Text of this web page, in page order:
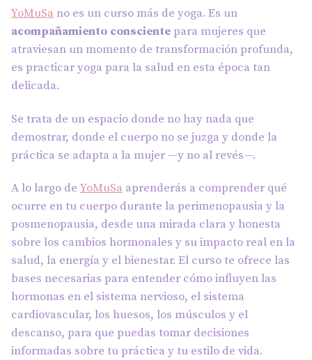
YoMuSa no es un curso más de yoga. Es un
acompañamiento conscientepara mujeres que
atraviesan un momento de transformación profunda,
es practicar yoga para la salud en esta época tan
delicada.
Se trata de un espacio donde no hay nada que
demostrar, donde el cuerpo no se juzga y donde la
práctica se adapta a la mujer —y no al revés—.
A lo largo de YoMuSa aprenderás a comprender qué
ocurre en tu cuerpo durante la perimenopausia y la
posmenopausia, desde una mirada clara y honesta
sobre los cambios hormonales y su impacto real en la
salud, la energía y el bienestar. El curso te ofrece las
bases necesarias para entender cómo influyen las
hormonas en el sistema nervioso, el sistema
cardiovascular, los huesos, los músculos y el
descanso, para que puedas tomar decisiones
informadas sobre tu práctica y tu estilo de vida.